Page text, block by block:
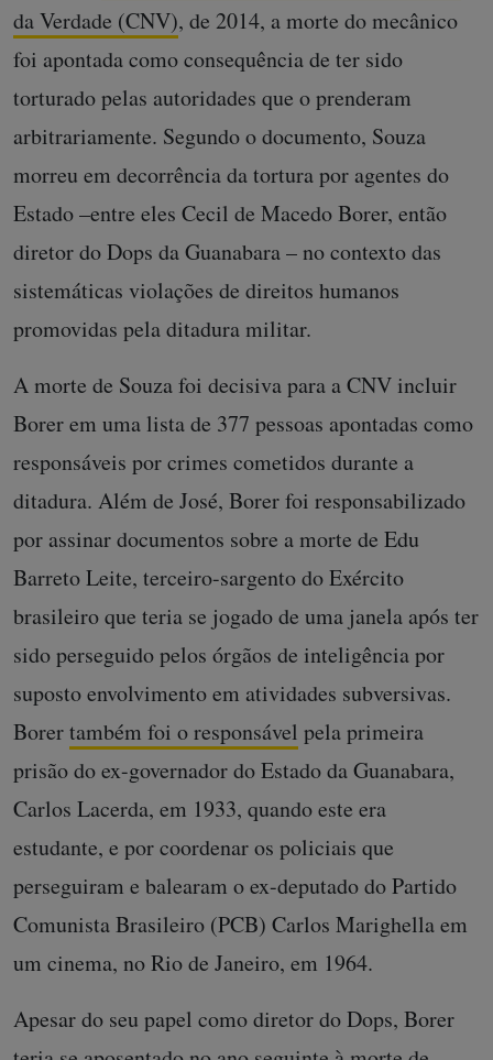
da Verdade (CNV), de 2014, a morte do mecânico
foi apontada como consequência de ter sido
torturado pelas autoridades que o prenderam
arbitrariamente. Segundo o documento, Souza
morreu em decorrência da tortura por agentes do
Estado –entre eles Cecil de Macedo Borer, então
diretor do Dops da Guanabara – no contexto das
sistemáticas violações de direitos humanos
promovidas pela ditadura militar.
A morte de Souza foi decisiva para a CNV incluir
Borer em uma lista de 377 pessoas apontadas como
responsáveis por crimes cometidos durante a
ditadura. Além de José, Borer foi responsabilizado
por assinar documentos sobre a morte de Edu
Barreto Leite, terceiro-sargento do Exército
brasileiro que teria se jogado de uma janela após ter
sido perseguido pelos órgãos de inteligência por
suposto envolvimento em atividades subversivas.
Borertambém foi o responsável pela primeira
prisão do ex-governador do Estado da Guanabara,
Carlos Lacerda, em 1933, quando este era
estudante, e por coordenar os policiais que
perseguiram e balearam o ex-deputado do Partido
Comunista Brasileiro (PCB) Carlos Marighella em
um cinema, no Rio de Janeiro, em 1964.
Apesar do seu papel como diretor do Dops, Borer